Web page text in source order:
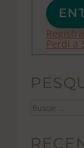
Perdi a
Buscar
por: